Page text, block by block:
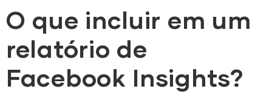
O que incluir em um
relatório de
Facebook Insights?